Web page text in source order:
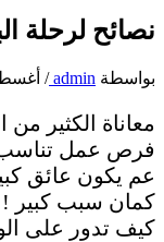
نصائح لرحلة
بواسطة admin
/ أغسطس
معاناة الكثير
فرص عمل تناسب
عم يكون عائق
كمان سبب كبير !
كيف تدور على